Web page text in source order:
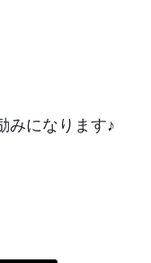
みになります♪